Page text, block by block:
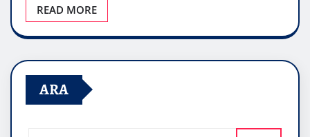
READ MORE
ARA